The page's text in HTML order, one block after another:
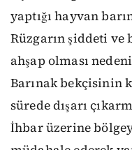
yaptığı hayvan
Rüzgarın şiddeti
ahşap olması
Barınak bekçisinin
sürede dışarı
İhbar üzerine